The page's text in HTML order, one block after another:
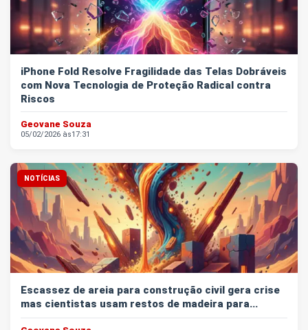
iPhone Fold Resolve Fragilidade das Telas Dobráveis
com Nova Tecnologia de Proteção Radical contra
Riscos
Geovane Souza
05/02/2026 às17:31
NOTÍCIAS
Escassez de areia para construção civil gera crise
mas cientistas usam restos de madeira para...